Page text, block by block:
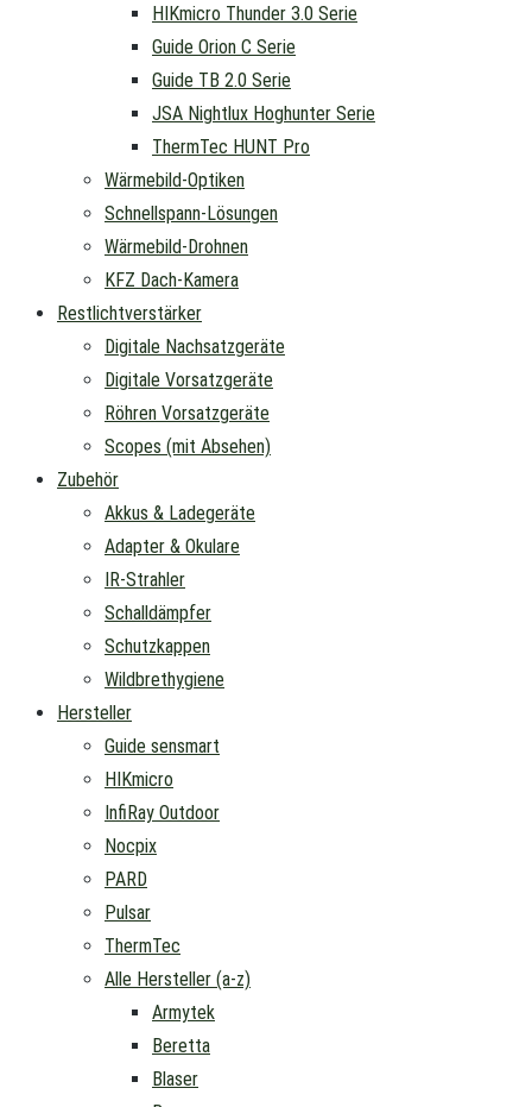
HIKmicro Thunder 3.0 Serie
Guide Orion C Serie
Guide TB 2.0 Serie
JSA Nightlux Hoghunter Serie
ThermTec HUNT Pro
Wärmebild-Optiken
Schnellspann-Lösungen
Wärmebild-Drohnen
KFZ Dach-Kamera
Restlichtverstärker
Digitale Nachsatzgeräte
Digitale Vorsatzgeräte
Röhren Vorsatzgeräte
Scopes (mit Absehen)
Zubehör
Akkus & Ladegeräte
Adapter & Okulare
IR-Strahler
Schalldämpfer
Schutzkappen
Wildbrethygiene
Hersteller
Guide sensmart
HIKmicro
InfiRay Outdoor
Nocpix
PARD
Pulsar
ThermTec
Alle Hersteller (a-z)
Armytek
Beretta
Blaser